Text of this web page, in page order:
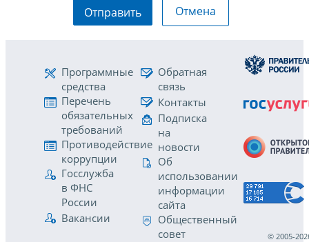
Отправить Отмена
Программные
средства
Перечень
обязательных
требований
Противодействие
коррупции
Госслужба
в ФНС
России
Вакансии
Обратная
связь
Контакты
Подписка
на
новости
Об
использовании
информации
сайта
Общественный
совет
© 2005-